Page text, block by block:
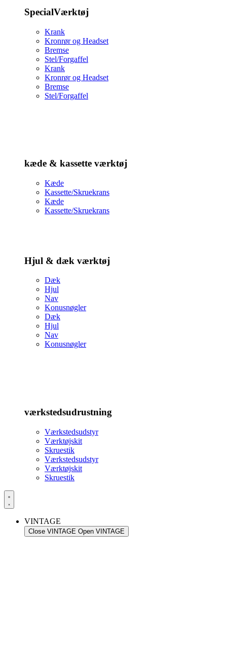
SpecialVærktøj
Krank
Kronrør og Headset
Bremse
Stel/Forgaffel
Krank
Kronrør og Headset
Bremse
Stel/Forgaffel
kæde & kassette værktøj
Kæde
Kassette/Skruekrans
Kæde
Kassette/Skruekrans
Hjul & dæk værktøj
Dæk
Hjul
Nav
Konusnøgler
Dæk
Hjul
Nav
Konusnøgler
værkstedsudrustning
Værkstedsudstyr
Værktøjskit
Skruestik
Værkstedsudstyr
Værktøjskit
Skruestik
VINTAGE
Close VINTAGE Open VINTAGE